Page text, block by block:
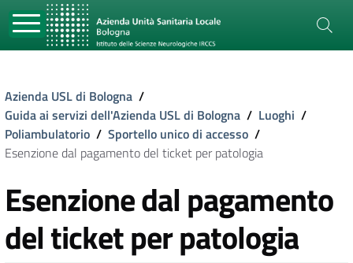
Azienda USL di Bologna /
Guida ai servizi dell'Azienda USL di Bologna / Luoghi /
Poliambulatorio / Sportello unico di accesso /
Esenzione dal pagamento del ticket per patologia
Esenzione dal pagamento
del ticket per patologia